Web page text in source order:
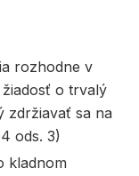
rozhodne v
o trvalý
zdržiavať sa na
ods. 3)
kladnom